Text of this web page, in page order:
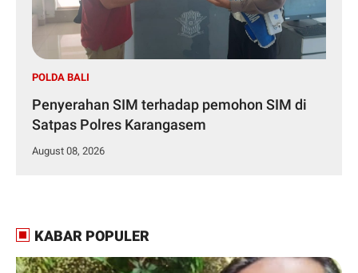
POLDA BALI
Penyerahan SIM terhadap pemohon SIM di
Satpas Polres Karangasem
August 08, 2026
KABAR POPULER